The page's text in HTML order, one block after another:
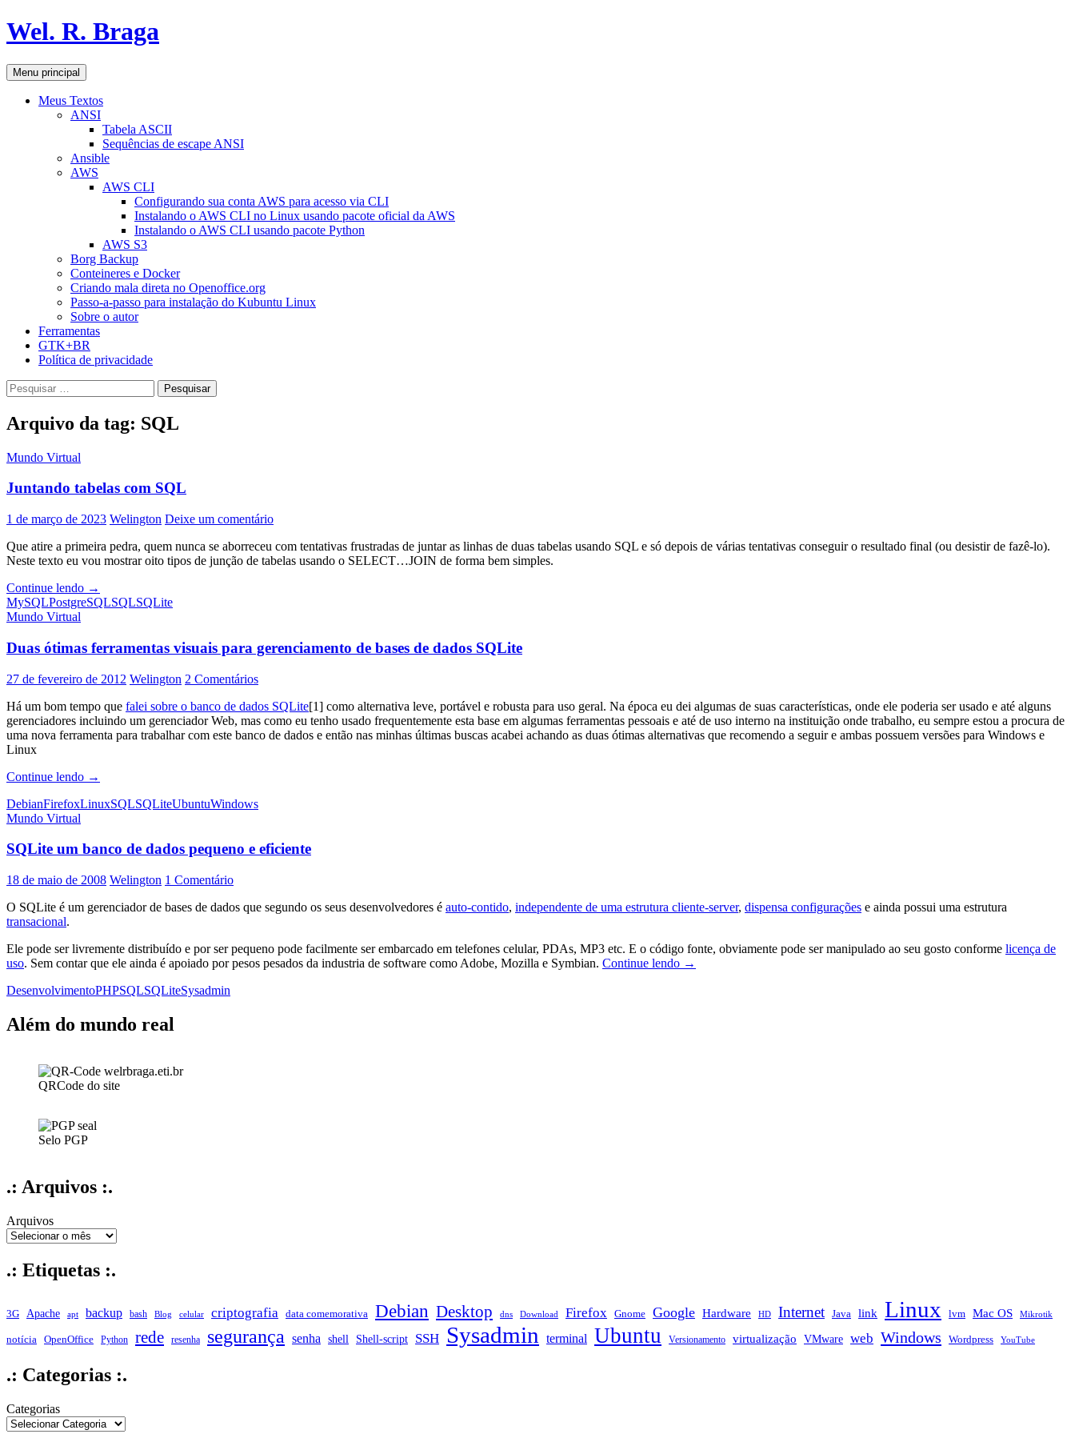
Pular
para
conteúdo
Wel. R. Braga
Pesquisar
Menu principal
Meus Textos
ANSI
Tabela ASCII
Sequências de escape ANSI
Ansible
AWS
AWS CLI
Configurando sua conta AWS para acesso via CLI
Instalando o AWS CLI no Linux usando pacote oficial da AWS
Instalando o AWS CLI usando pacote Python
AWS S3
Borg Backup
Conteineres e Docker
Criando mala direta no Openoffice.org
Passo-a-passo para instalação do Kubuntu Linux
Sobre o autor
Ferramentas
GTK+BR
Política de privacidade
Pesquisar
por:
Arquivo da tag: SQL
Mundo Virtual
Juntando tabelas com SQL
1 de março de 2023 Welington Deixe um comentário
Que atire a primeira pedra, quem nunca se aborreceu com tentativas frustradas de juntar as linhas de duas tabelas usando SQL e só depois de várias tentativas conseguir o resultado final (ou desistir de fazê-lo).
Neste texto eu vou mostrar oito tipos de junção de tabelas usando o SELECT…JOIN de forma bem simples.
Continue lendo Juntando
tabelas
→
MySQLPostgreSQLSQLSQLite
Mundo Virtual
Duas ótimas ferramentas visuais para gerenciamento de bases de dados SQLite
27 de fevereiro de 2012 Welington 2 Comentários
Há um bom tempo que falei sobre o banco de dados SQLite[1] como alternativa leve, portável e robusta para uso geral. Na época eu dei algumas de suas características, onde ele poderia ser usado e até alguns
gerenciadores incluindo um gerenciador Web, mas como eu tenho usado frequentemente esta base em algumas ferramentas pessoais e até de uso interno na instituição onde trabalho, eu sempre estou a procura de
uma nova ferramenta para trabalhar com este banco de dados e então nas minhas últimas buscas acabei achando as duas ótimas alternativas que recomendo a seguir e ambas possuem versões para Windows e
Linux
Continue lendo Duas
ferramentas
gerenciamento
bases
dados
→
DebianFirefoxLinuxSQLSQLiteUbuntuWindows
Mundo Virtual
SQLite um banco de dados pequeno e eficiente
18 de maio de 2008 Welington 1 Comentário
O SQLite é um gerenciador de bases de dados que segundo os seus desenvolvedores é auto-contido, independente de uma estrutura cliente-server, dispensa configurações e ainda possui uma estrutura
transacional.
Ele pode ser livremente distribuído e por ser pequeno pode facilmente ser embarcado em telefones celular, PDAs, MP3 etc. E o código fonte, obviamente pode ser manipulado ao seu gosto conforme licença de
uso. Sem contar que ele ainda é apoiado por pesos pesados da industria de software como Adobe, Mozilla e Symbian. Continue lendo SQLite
→
DesenvolvimentoPHPSQLSQLiteSysadmin
Além do mundo real
QRCode do site
Selo PGP
.: Arquivos :.
Arquivos
.: Etiquetas :.
3G Apache apt backup bash Blog celular criptografia data comemorativa Debian Desktop dns Download Firefox Gnome Google Hardware HD Internet Java link Linux lvm Mac OS Mikrotik
notícia OpenOffice Python rede resenha segurança senha shell Shell-script SSH Sysadmin terminal Ubuntu Versionamento virtualização VMware web Windows Wordpress YouTube
.: Categorias :.
Categorias